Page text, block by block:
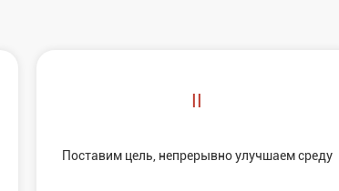
Постaвим цель, непрерывно улучшaем среду